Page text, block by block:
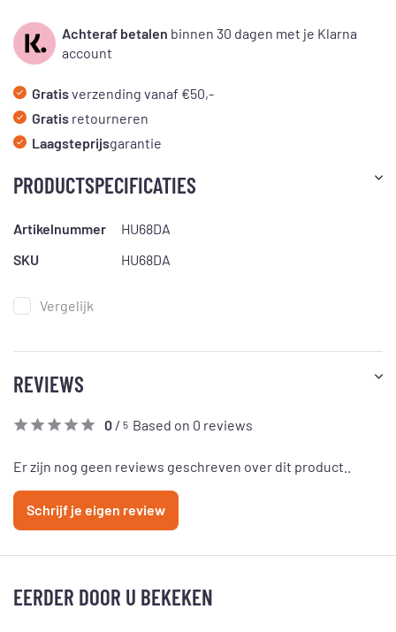
Achteraf betalen binnen 30 dagen met je Klarna
account
Gratisverzending vanaf €50,-
Gratis retourneren
Laagsteprijsgarantie
PRODUCTSPECIFICATIES
Artikelnummer
HU68DA
SKU
HU68DA
Vergelijk
REVIEWS
0 / 5 Based on 0 reviews
Er zijn nog geen reviews geschreven over dit product..
Schrijf je eigen review
EERDER DOOR U BEKEKEN